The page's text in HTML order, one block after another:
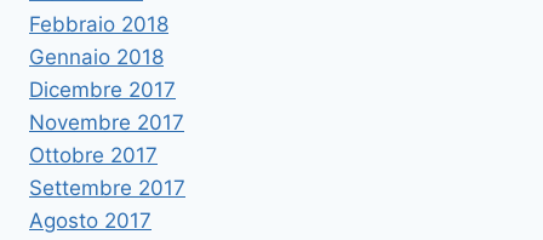
Febbraio 2018
Gennaio 2018
Dicembre 2017
Novembre 2017
Ottobre 2017
Settembre 2017
Agosto 2017